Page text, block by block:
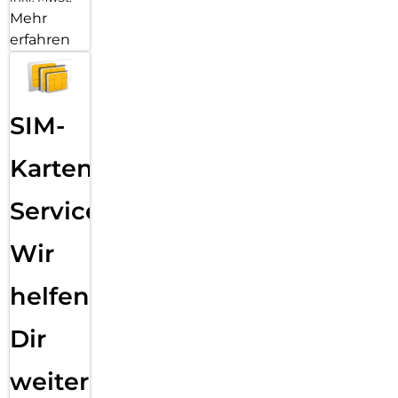
Mehr
erfahren
SIM-
Karten
Service:
Wir
helfen
Dir
weiter